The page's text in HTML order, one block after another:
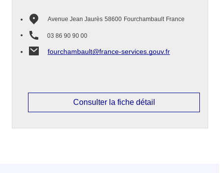
Avenue Jean Jaurès 58600 Fourchambault France
03 86 90 90 00
fourchambault@france-services.gouv.fr
Consulter la fiche détail